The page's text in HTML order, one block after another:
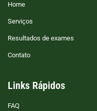
Home
Serviços
Resultados de exames
Contato
Links Rápidos
FAQ